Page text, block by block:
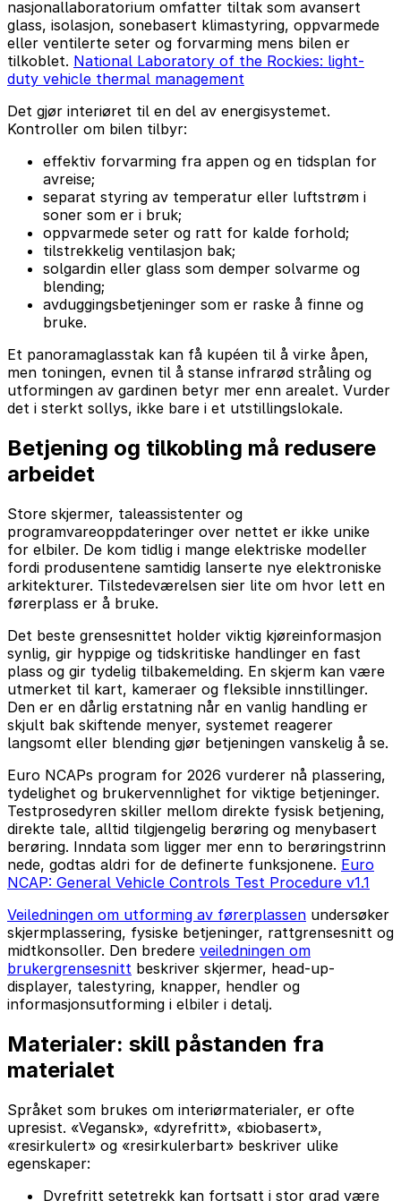
nasjonallaboratorium omfatter tiltak som avansert
glass, isolasjon, sonebasert klimastyring, oppvarmede
eller ventilerte seter og forvarming mens bilen er
tilkoblet. National Laboratory of the Rockies: light-
duty vehicle thermal management
Det gjør interiøret til en del av energisystemet.
Kontroller om bilen tilbyr:
effektiv forvarming fra appen og en tidsplan for
avreise;
separat styring av temperatur eller luftstrøm i
soner som er i bruk;
oppvarmede seter og ratt for kalde forhold;
tilstrekkelig ventilasjon bak;
solgardin eller glass som demper solvarme og
blending;
avduggingsbetjeninger som er raske å finne og
bruke.
Et panoramaglasstak kan få kupéen til å virke åpen,
men toningen, evnen til å stanse infrarød stråling og
utformingen av gardinen betyr mer enn arealet. Vurder
det i sterkt sollys, ikke bare i et utstillingslokale.
Betjening og tilkobling må redusere
arbeidet
Store skjermer, taleassistenter og
programvareoppdateringer over nettet er ikke unike
for elbiler. De kom tidlig i mange elektriske modeller
fordi produsentene samtidig lanserte nye elektroniske
arkitekturer. Tilstedeværelsen sier lite om hvor lett en
førerplass er å bruke.
Det beste grensesnittet holder viktig kjøreinformasjon
synlig, gir hyppige og tidskritiske handlinger en fast
plass og gir tydelig tilbakemelding. En skjerm kan være
utmerket til kart, kameraer og fleksible innstillinger.
Den er en dårlig erstatning når en vanlig handling er
skjult bak skiftende menyer, systemet reagerer
langsomt eller blending gjør betjeningen vanskelig å se.
Euro NCAPs program for 2026 vurderer nå plassering,
tydelighet og brukervennlighet for viktige betjeninger.
Testprosedyren skiller mellom direkte fysisk betjening,
direkte tale, alltid tilgjengelig berøring og menybasert
berøring. Inndata som ligger mer enn to berøringstrinn
nede, godtas aldri for de definerte funksjonene. Euro
NCAP: General Vehicle Controls Test Procedure v1.1
Veiledningen om utforming av førerplassen undersøker
skjermplassering, fysiske betjeninger, rattgrensesnitt og
midtkonsoller. Den bredere veiledningen om
brukergrensesnitt beskriver skjermer, head-up-
displayer, talestyring, knapper, hendler og
informasjonsutforming i elbiler i detalj.
Materialer: skill påstanden fra
materialet
Språket som brukes om interiørmaterialer, er ofte
upresist. «Vegansk», «dyrefritt», «biobasert»,
«resirkulert» og «resirkulerbart» beskriver ulike
egenskaper:
Dyrefritt setetrekk kan fortsatt i stor grad være